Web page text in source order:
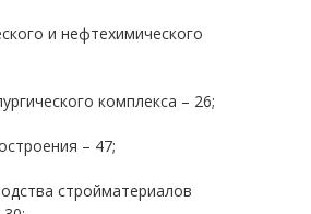
и нефтехимического
комплекса – 26;
– 47;
стройматериалов